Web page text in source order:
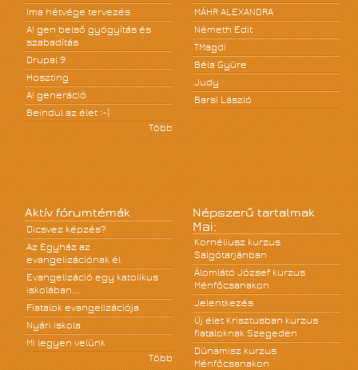
Ima hétvége tervezés
A! gen belső gyógyítás és
szabadítás
Drupal 9
Hoszting
A! generáció
Beindul az élet :-)
Több
MÁHR ALEXANDRA
Németh Edit
TMagdi
Béla Gyüre
Judy
Barsi László
Aktív fórumtémák
Dicsvez képzés?
Az Egyház az
evangelizációnak él
Evangelizáció egy katolikus
iskolában...
Fiatalok evangelizációja
Nyári iskola
Mi legyen velünk
Több
Népszerű tartalmak
Mai:
Kornéliusz kurzus
Salgótarjánban
Álomlátó József kurzus
Ménfőcsanakon
Jelentkezés
Új élet Krisztusban kurzus
fiataloknak Szegeden
Dünamisz kurzus
Ménfőcsanakon